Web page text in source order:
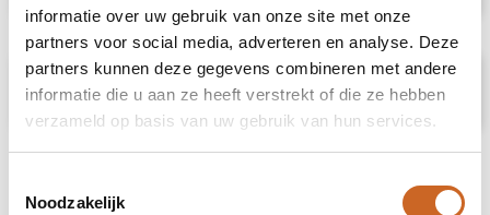
informatie over uw gebruik van onze site met onze
partners voor social media, adverteren en analyse. Deze
partners kunnen deze gegevens combineren met andere
informatie die u aan ze heeft verstrekt of die ze hebben
verzameld op basis van uw gebruik van hun services.
Noodzakelijk
Prijsspecificaties